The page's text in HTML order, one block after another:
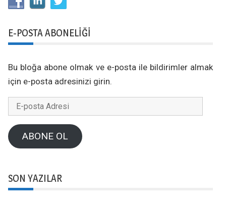
E-POSTA ABONELIĞI
Bu bloğa abone olmak ve e-posta ile bildirimler almak
için e-posta adresinizi girin.
posta
AdresiABONE OL
SON YAZILAR